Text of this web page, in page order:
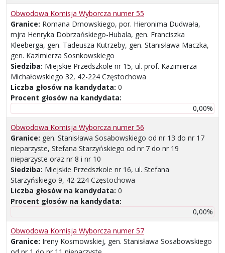
Obwodowa Komisja Wyborcza numer 55
Granice: Romana Dmowskiego, por. Hieronima Dudwała,
mjra Henryka Dobrzańskiego-Hubala, gen. Franciszka
Kleeberga, gen. Tadeusza Kutrzeby, gen. Stanisława Maczka,
gen. Kazimierza Sosnkowskiego
Siedziba: Miejskie Przedszkole nr 15, ul. prof. Kazimierza
Michałowskiego 32, 42-224 Częstochowa
Liczba głosów na kandydata: 0
Procent głosów na kandydata:
0,00%
Obwodowa Komisja Wyborcza numer 56
Granice: gen. Stanisława Sosabowskiego od nr 13 do nr 17
nieparzyste, Stefana Starzyńskiego od nr 7 do nr 19
nieparzyste oraz nr 8 i nr 10
Siedziba: Miejskie Przedszkole nr 16, ul. Stefana
Starzyńskiego 9, 42-224 Częstochowa
Liczba głosów na kandydata: 0
Procent głosów na kandydata:
0,00%
Obwodowa Komisja Wyborcza numer 57
Granice: Ireny Kosmowskiej, gen. Stanisława Sosabowskiego